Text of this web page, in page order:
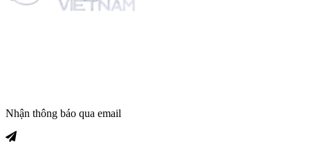
Nhận thông báo qua email